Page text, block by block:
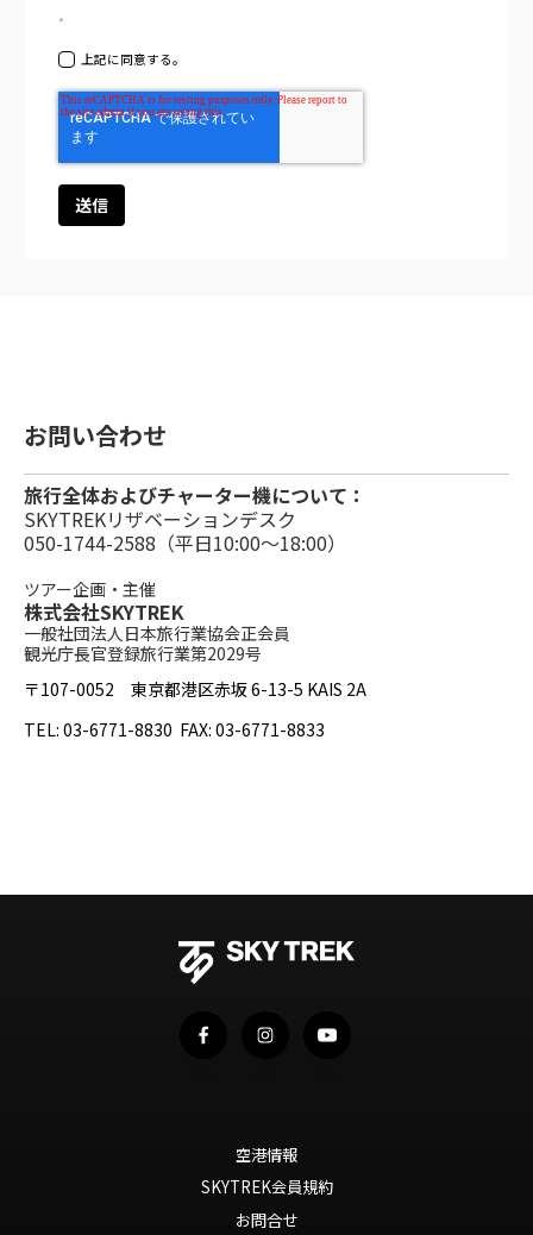
*
上記に同意する。
お問い合わせ
旅行全体およびチャーター機について：
SKYTREKリザベーションデスク
050-1744-2588（平日10:00〜18:00）
ツアー企画・主催
株式会社SKYTREK
一般社団法人日本旅行業協会正会員
観光庁長官登録旅行業第2029号
〒107-0052 東京都港区赤坂 6-13-5 KAIS 2A
TEL: 03-6771-8830 FAX: 03-6771-8833
空港情報
SKYTREK会員規約
お問合せ